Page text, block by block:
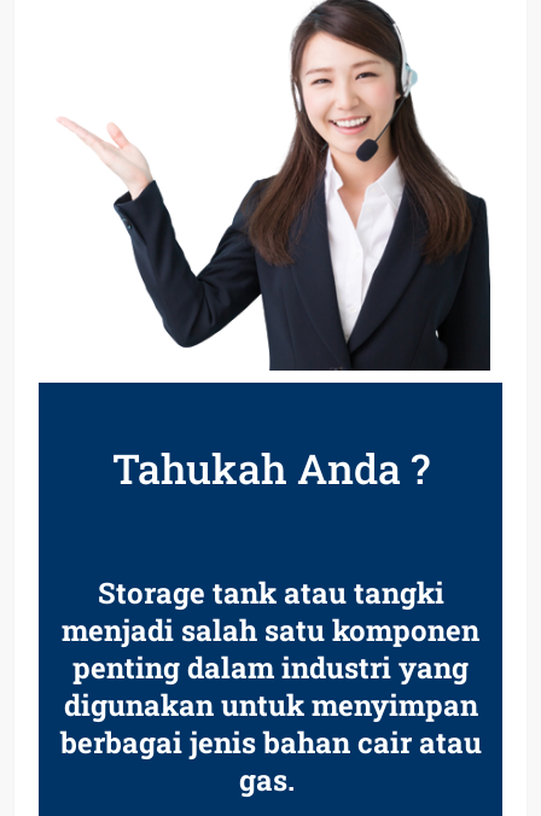
Tahukah Anda ?
Storage tank atau tangki
menjadi salah satu komponen
penting dalam industri yang
digunakan untuk menyimpan
berbagai jenis bahan cair atau
gas.